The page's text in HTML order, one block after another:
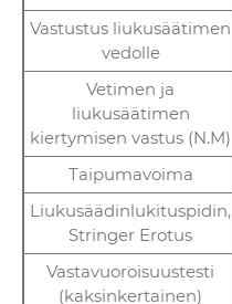
Vastustus liukusäätimen
vedolle
Vetimen ja
liukusäätimen
kiertymisen vastus (N.M)
Taipumavoima
Liukusäädinlukituspidin,
Stringer Erotus
Vastavuoroisuustesti
(kaksinkertainen)